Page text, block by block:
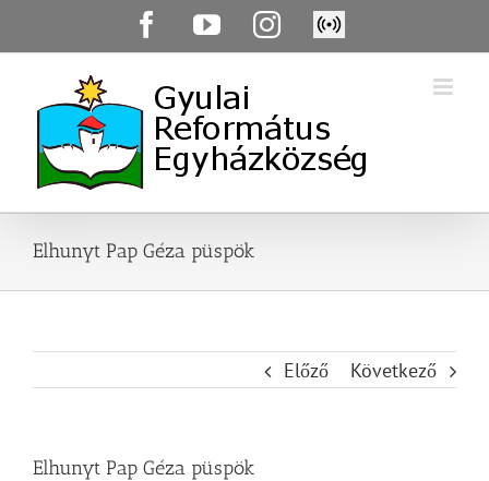
FacebookYouTubeInstagram
Élő
közvetítés
Elhunyt Pap Géza püspök
Előző Következő
Elhunyt Pap Géza püspök